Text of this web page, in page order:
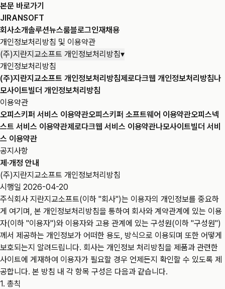
본문 바로가기
JIRANSOFT
회사소개솔루션뉴스룸블로그인재채용
개인정보처리방침 및 이용약관
(주)지란지교소프트 개인정보처리방침▾
개인정보처리방침
(주)지란지교소프트 개인정보처리방침제로다크웹 개인정보처리방침나
모사이트빌더 개인정보처리방침
이용약관
오피스키퍼 서비스 이용약관오피스키퍼 소프트웨어 이용약관오피스넥
스트 서비스 이용약관제로다크웹 서비스 이용약관나모사이트빌더 서비
스 이용약관
공지사항
제·개정 안내
(주)지란지교소프트 개인정보처리방침
시행일 2026-04-20
주식회사 지란지교소프트(이하 "회사")는 이용자의 개인정보를 중요하
게 여기며, 본 개인정보처리방침을 통하여 회사와 계약관계에 있는 이용
자(이하 "이용자")와 이용자와 고용 관계에 있는 구성원(이하 "구성원")
께서 제공하는 개인정보가 어떠한 용도, 방식으로 이용되며 또한 어떻게
보호되는지 알려드립니다. 회사는 개인정보 처리방침을 제품과 관련한
사이트에 게재하여 이용자가 필요할 경우 언제든지 확인할 수 있도록 제
공합니다. 본 방침 내 각 항목 구성은 다음과 같습니다.
1. 총칙